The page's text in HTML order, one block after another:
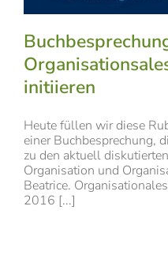
initiieren
Heute füllen wir diese
einer Buchbesprechung,
zu den aktuell
Organisation und
Beatrice.
2016 [...]